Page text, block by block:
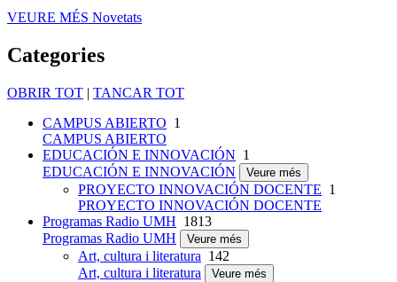
VEURE MÉS Novetats
Categories
OBRIR TOT | TANCAR TOT
CAMPUS ABIERTO 1
CAMPUS ABIERTO
EDUCACIÓN E INNOVACIÓN 1
EDUCACIÓN E INNOVACIÓN
Veure més
PROYECTO INNOVACIÓN DOCENTE 1
PROYECTO INNOVACIÓN DOCENTE
Programas Radio UMH 1813
Programas Radio UMH
Veure més
Art, cultura i literatura 142
Art, cultura i literatura
Veure més